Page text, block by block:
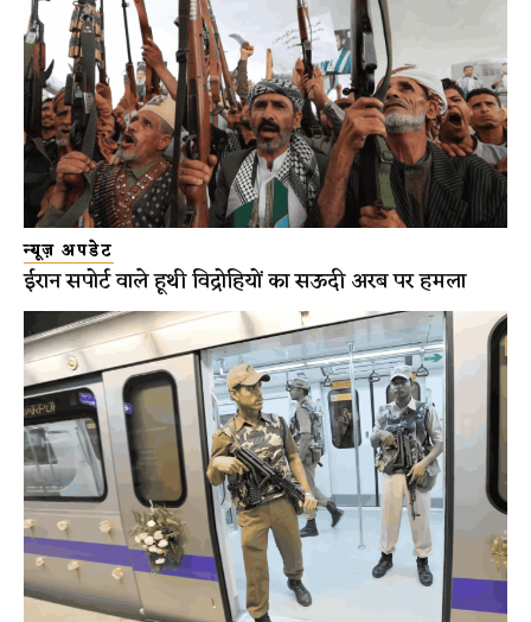
न्यूज़ अपडेट
ईरान सपोर्ट वाले हूथी विद्रोहियों का सऊदी अरब पर हमला